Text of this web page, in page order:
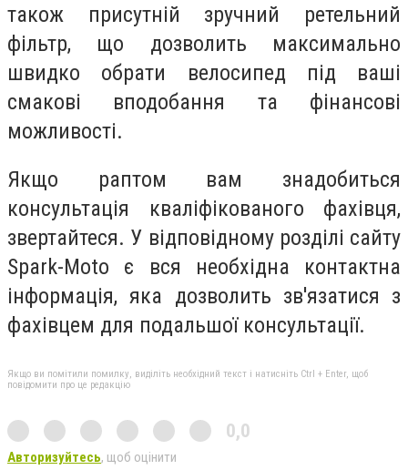
також присутній зручний ретельний
фільтр, що дозволить максимально
швидко обрати велосипед під ваші
смакові вподобання та фінансові
можливості.
Якщо раптом вам знадобиться
консультація кваліфікованого фахівця,
звертайтеся. У відповідному розділі сайту
Spark-Moto є вся необхідна контактна
інформація, яка дозволить зв'язатися з
фахівцем для подальшої консультації.
Якщо ви помітили помилку, виділіть необхідний текст і натисніть Ctrl + Enter, щоб
повідомити про це редакцію
0,0
Авторизуйтесь, щоб оцінити